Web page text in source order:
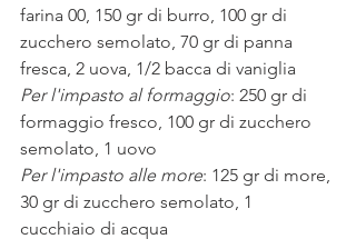
farina 00, 150 gr di burro, 100 gr di
zucchero semolato, 70 gr di panna
fresca, 2 uova, 1/2 bacca di vaniglia
Per l'impasto al formaggio: 250 gr di
formaggio fresco, 100 gr di zucchero
semolato, 1 uovo
Per l'impasto alle more: 125 gr di more,
30 gr di zucchero semolato, 1
cucchiaio di acqua